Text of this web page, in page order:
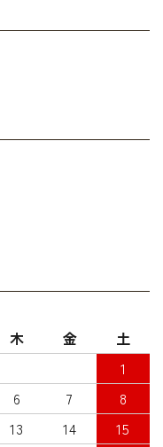
木 金
土
1
6 7
8
13 14
15